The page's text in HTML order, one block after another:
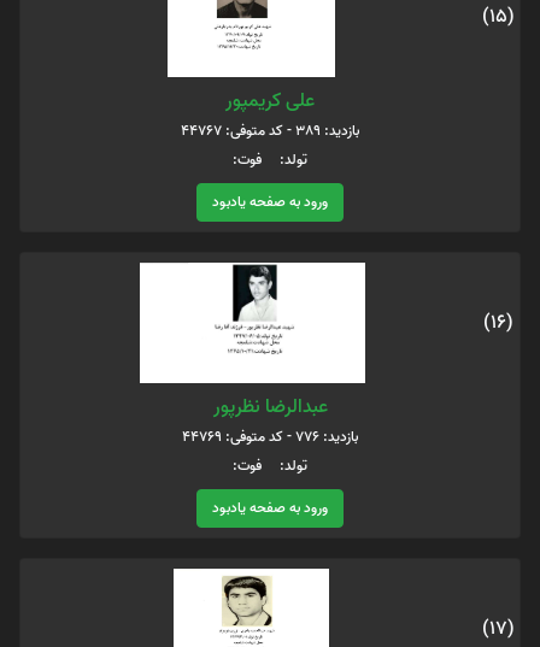
(15)
علی کریمپور
بازدید: 389 - کد متوفی: 44767
تولد: فوت:
ورود به صفحه یادبود
(16)
عبدالرضا نظرپور
بازدید: 776 - کد متوفی: 44769
تولد: فوت:
ورود به صفحه یادبود
(17)